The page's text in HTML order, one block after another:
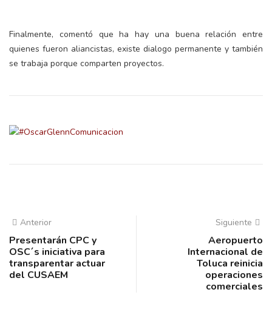
Finalmente, comentó que ha hay una buena relación entre
quienes fueron aliancistas, existe dialogo permanente y también
se trabaja porque comparten proyectos.
Anterior
Presentarán CPC y
OSC´s iniciativa para
transparentar actuar
del CUSAEM
Siguiente
Aeropuerto
Internacional de
Toluca reinicia
operaciones
comerciales